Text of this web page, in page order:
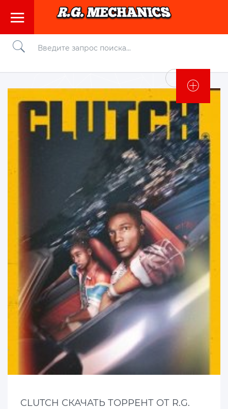
Войти
CLUTCH СКАЧАТЬ ТОРРЕНТ ОТ R.G.